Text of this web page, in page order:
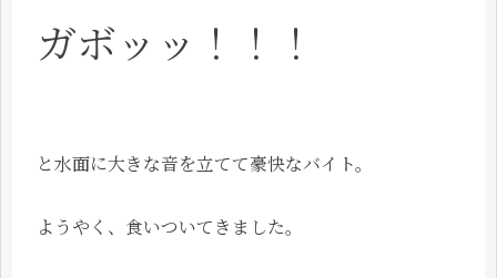
ガボッッ！！！
と水面に大きな音を立てて豪快なバイト。
ようやく、食いついてきました。